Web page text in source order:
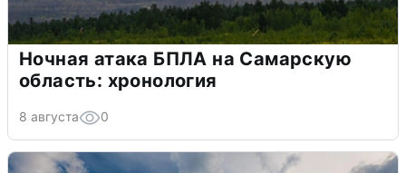
Ночная атака БПЛА на Самарскую
область: хронология
8 августа 0